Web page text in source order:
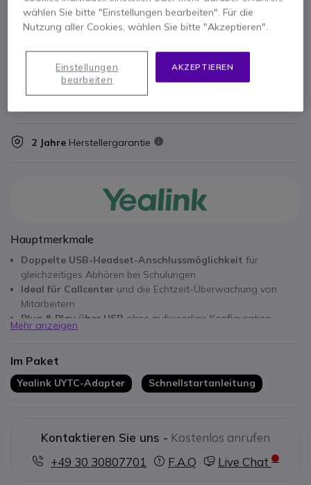
Nicht lieferbar
100+ Produkte im Plattformbestand
2 Jahre Herstellergarantie
Hauptmerkmale
Doppelte USB-Headset-Anschlussmöglichkeit für
gleichzeitiges Abhören bei Schulungen
Ideal für Callcenter und die Echtzeit-Überwachung von
Mitarbeitern
Plug & Play über USB ohne aufwendige Konfiguration
Kompatibel mit Yealink-USB-Headsets
Verbessert die Zusammenarbeit
Support
Kompaktes und tragbares Design, das sich leicht in jeden
Mehr anzeigen
Im Paket
Yealink UYTC-Adapter Schnellstartanleitung
Kontaktieren Sie uns - Kostenlos anrufen
+49 30 30807701
F.A.Q Live Chat
wählen Sie bitte "Einstellungen bearbeiten". Für die
Nutzung aller Cookies, wählen Sie bitte "Akzeptieren".
AKZEPTIEREN
Einstellungen
bearbeiten